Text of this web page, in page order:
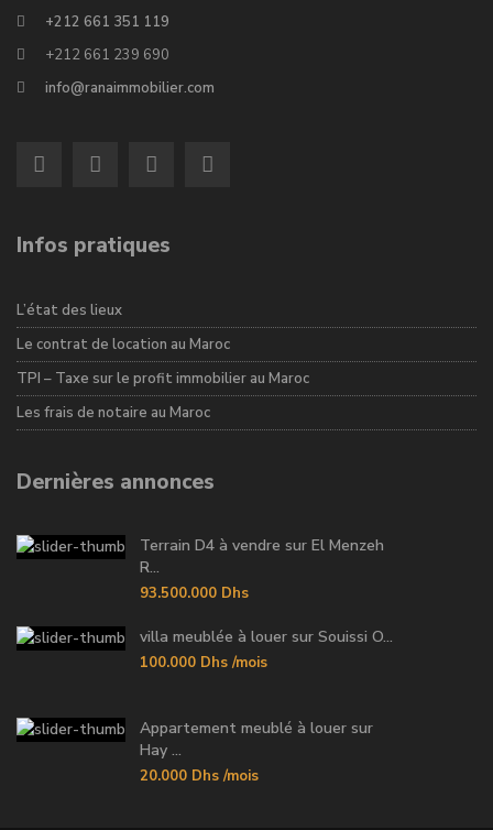
+212 661 351 119
+212 661 239 690
info@ranaimmobilier.com
Infos pratiques
L’état des lieux
Le contrat de location au Maroc
TPI – Taxe sur le profit immobilier au Maroc
Les frais de notaire au Maroc
Dernières annonces
Terrain D4 à vendre sur El Menzeh
R...
93.500.000 Dhs
villa meublée à louer sur Souissi O...
100.000 Dhs /mois
Appartement meublé à louer sur
Hay ...
20.000 Dhs /mois